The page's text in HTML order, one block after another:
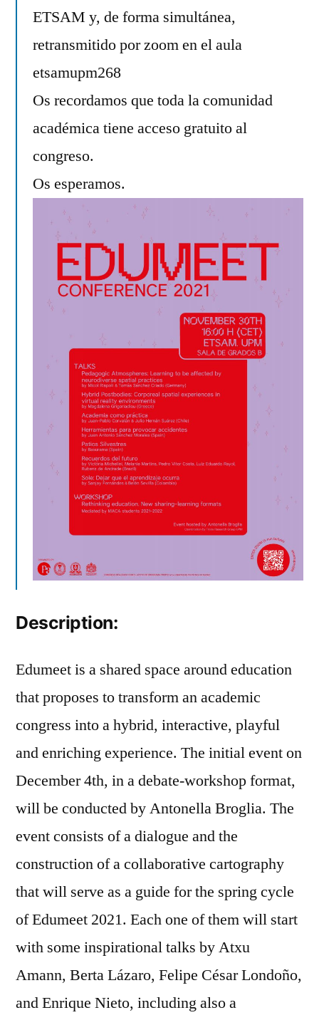
ETSAM y, de forma simultánea,
retransmitido por zoom en el aula
etsamupm268
Os recordamos que toda la comunidad
académica tiene acceso gratuito al
congreso.
Os esperamos.
Description:
Edumeet is a shared space around education
that proposes to transform an academic
congress into a hybrid, interactive, playful
and enriching experience. The initial event on
December 4th, in a debate-workshop format,
will be conducted by Antonella Broglia. The
event consists of a dialogue and the
construction of a collaborative cartography
that will serve as a guide for the spring cycle
of Edumeet 2021. Each one of them will start
with some inspirational talks by Atxu
Amann, Berta Lázaro, Felipe César Londoño,
and Enrique Nieto, including also a